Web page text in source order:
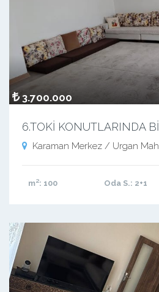
3.700.000
Karaman Merkez / Urgan Mah.
m²: 100 Oda S.: 2+1